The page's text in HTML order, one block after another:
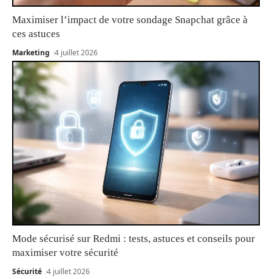
Maximiser l’impact de votre sondage Snapchat grâce à
ces astuces
Marketing 4 juillet 2026
Mode sécurisé sur Redmi : tests, astuces et conseils pour
maximiser votre sécurité
Sécurité 4 juillet 2026